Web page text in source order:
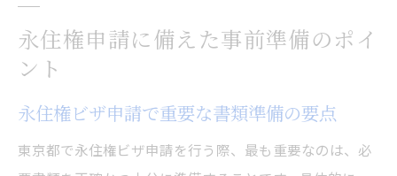
永住権申請に備えた事前準備のポイ
ント
永住権ビザ申請で重要な書類準備の要点
東京都で永住権ビザ申請を行う際、最も重要なのは、必